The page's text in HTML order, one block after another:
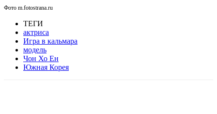
Фото m.fotostrana.ru
ТЕГИ
актриса
Игра в кальмара
модель
Чон Хо Ен
Южная Корея